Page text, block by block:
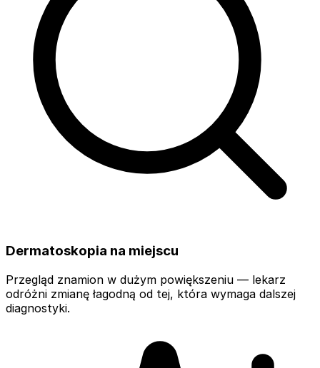
Dermatoskopia na miejscu
Przegląd znamion w dużym powiększeniu — lekarz
odróżni zmianę łagodną od tej, która wymaga dalszej
diagnostyki.